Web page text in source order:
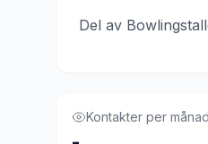
Del av
Kontakter per månad